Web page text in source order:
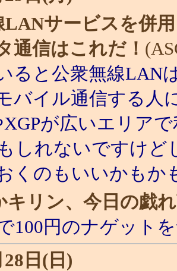
LANサービスを併
通信はこれだ！
ると公衆無線LAN
バイル通信する人
が広いエリア
しれないですけ
くのもいいかもか
キリン、今日の戯
100円のナゲット
28日(日)